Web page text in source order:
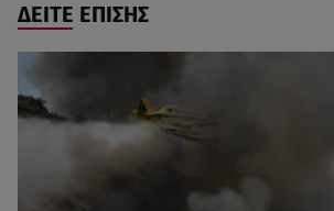
ΔΕΙΤΕ ΕΠΙΣΗΣ